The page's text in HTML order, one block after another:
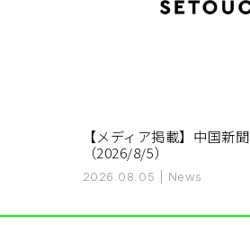
【メディア掲載】中国新聞
（2026/8/5）
2026.08.05 News